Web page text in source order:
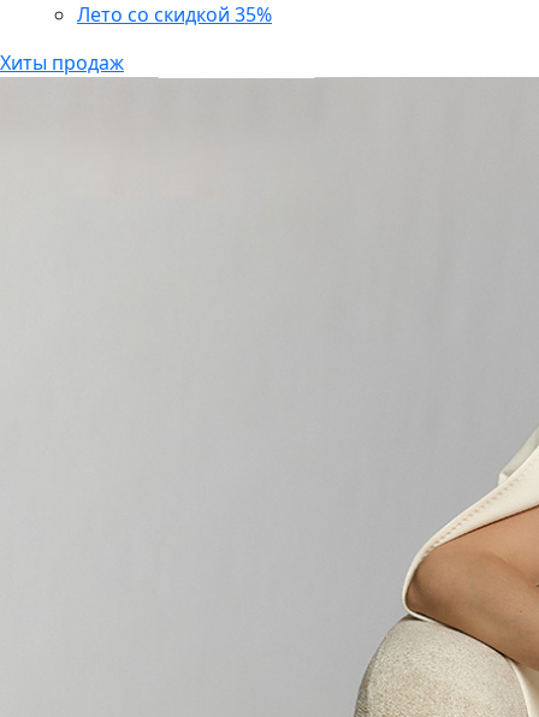
Лето со скидкой 35%
Хиты продаж